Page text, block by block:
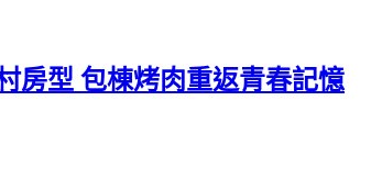
房型 包棟烤肉重返青春記憶